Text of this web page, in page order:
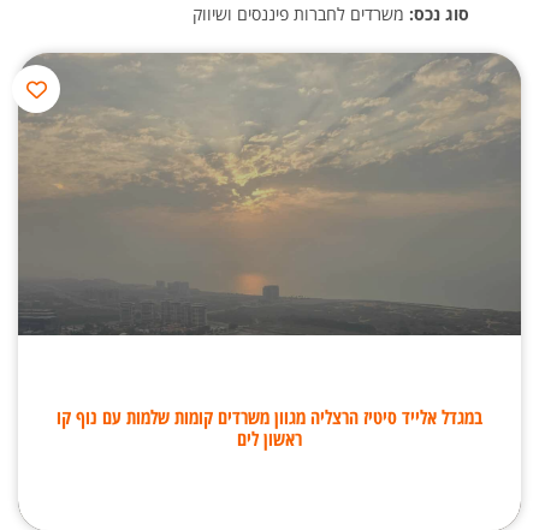
סוג נכס: משרדים לחברות פיננסים ושיווק
במגדל אלייד סיטיז הרצליה מגוון משרדים קומות שלמות עם נוף קו
ראשון לים